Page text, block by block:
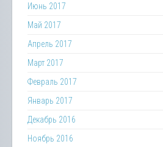
Июнь 2017
Май 2017
Апрель 2017
Март 2017
Февраль 2017
Январь 2017
Декабрь 2016
Ноябрь 2016